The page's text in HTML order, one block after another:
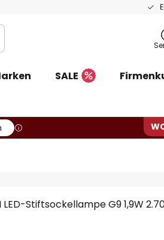
SALE
LED-Stiftsockellampe G9 1,9W